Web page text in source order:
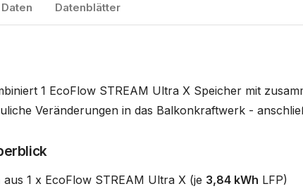
Datenblätter
1 EcoFlow STREAM Ultra X Speicher mit
Veränderungen in das Balkonkraftwerk -
aus 1 x EcoFlow STREAM Ultra X (je 3,84 kWh LFP)